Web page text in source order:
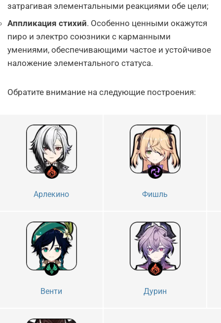
затрагивая элементальными реакциями обе цели;
Аппликация стихий. Особенно ценными окажутся
пиро и электро союзники с карманными
умениями, обеспечивающими частое и устойчивое
наложение элементального статуса.
Обратите внимание на следующие построения:
Арлекино Фишль
Венти Дурин